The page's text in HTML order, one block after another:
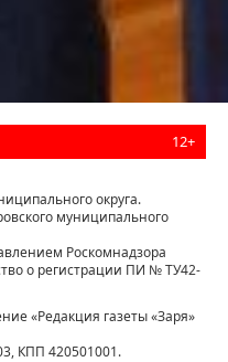
12+
округа.
муниципального
Роскомнадзора
о регистрации ПИ № ТУ42-
«Редакция газеты «Заря»
КПП 420501001.